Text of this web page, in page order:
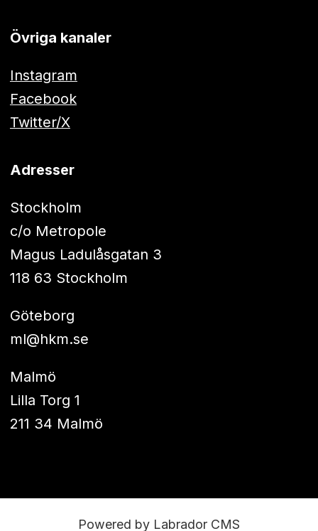
Övriga kanaler
Instagram
Facebook
Twitter/X
Adresser
Stockholm
c/o Metropole
Magus Ladulåsgatan 3
118 63 Stockholm
Göteborg
ml@hkm.se
Malmö
Lilla Torg 1
211 34 Malmö
Powered by Labrador CMS